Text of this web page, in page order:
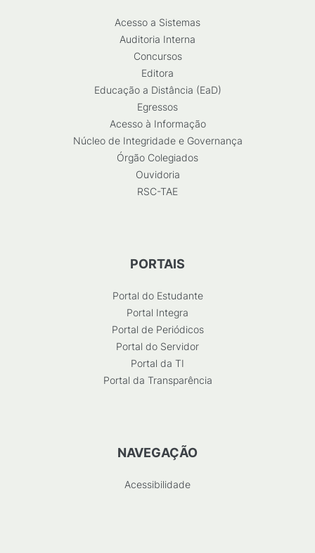
Acesso a Sistemas
Auditoria Interna
Concursos
Editora
Educação a Distância (EaD)
Egressos
Acesso à Informação
Núcleo de Integridade e Governança
Órgão Colegiados
Ouvidoria
RSC-TAE
PORTAIS
Portal do Estudante
Portal Integra
Portal de Periódicos
Portal do Servidor
Portal da TI
Portal da Transparência
NAVEGAÇÃO
Acessibilidade